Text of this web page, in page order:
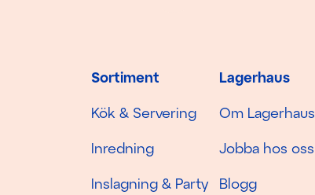
Sortiment
Kök & Servering
Inredning
Inslagning & Party
Lagerhaus
Om Lagerhaus
Jobba hos oss
Blogg